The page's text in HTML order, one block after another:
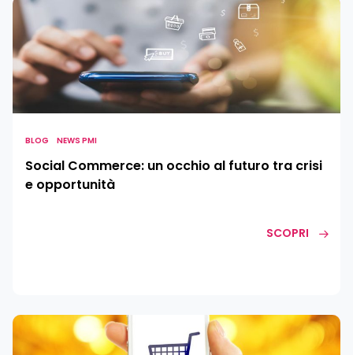
Social
Commerce:
un
occhio
al
futuro
tra
crisi
opportunità
BLOG NEWS PMI
Social Commerce: un occhio al futuro tra crisi
e opportunità
SCOPRI
Volantini
digitali: